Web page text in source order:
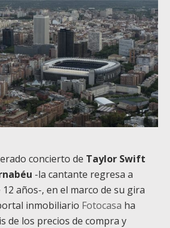
concierto de Taylor Swift
-la cantante regresa a
12 años-, en el marco de su gira
inmobiliario Fotocasa ha
de los precios de compra y